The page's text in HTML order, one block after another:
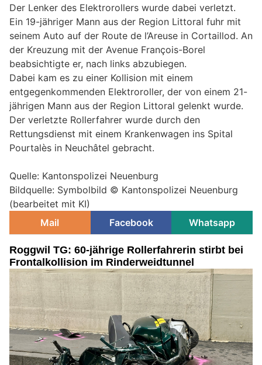
Der Lenker des Elektrorollers wurde dabei verletzt.
Ein 19-jähriger Mann aus der Region Littoral fuhr mit
seinem Auto auf der Route de l’Areuse in Cortaillod. An
der Kreuzung mit der Avenue François-Borel
beabsichtigte er, nach links abzubiegen.
Dabei kam es zu einer Kollision mit einem
entgegenkommenden Elektroroller, der von einem 21-
jährigen Mann aus der Region Littoral gelenkt wurde.
Der verletzte Rollerfahrer wurde durch den
Rettungsdienst mit einem Krankenwagen ins Spital
Pourtalès in Neuchâtel gebracht.
Quelle: Kantonspolizei Neuenburg
Bildquelle: Symbolbild © Kantonspolizei Neuenburg
(bearbeitet mit KI)
Mail
Facebook Whatsapp
Roggwil TG: 60-jährige Rollerfahrerin stirbt bei
Frontalkollision im Rinderweidtunnel